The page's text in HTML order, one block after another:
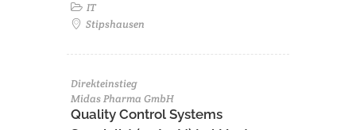
IT
Stipshausen
Direkteinstieg
Midas Pharma GmbH
Quality Control Systems